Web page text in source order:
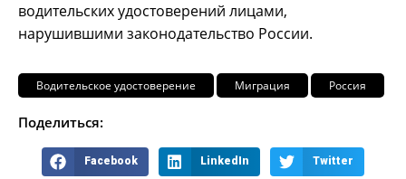
водительских удостоверений лицами,
нарушившими законодательство России.
Водительское удостоверение Миграция Россия
Поделиться:
Facebook LinkedIn Twitter